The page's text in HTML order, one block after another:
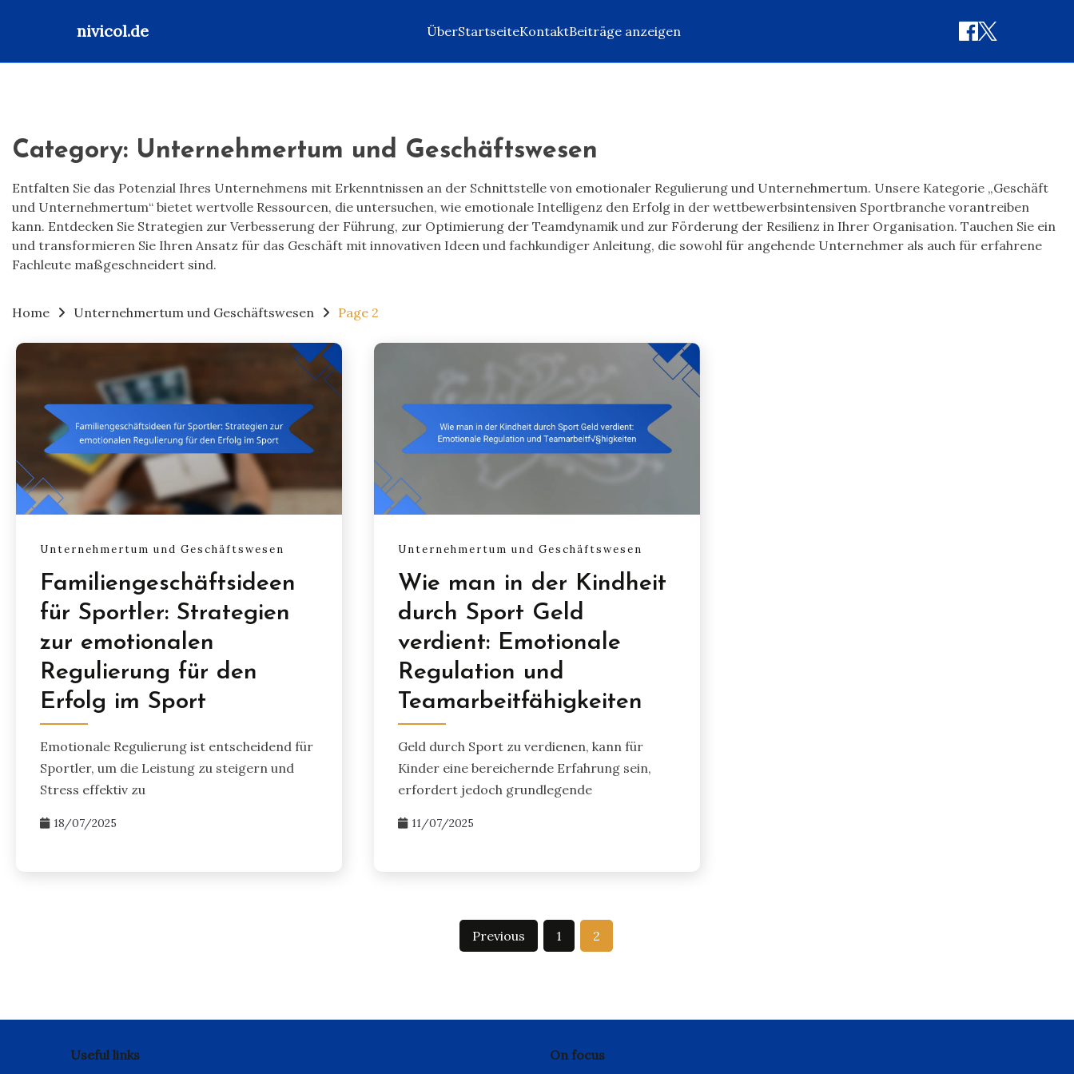
nivicol.de ÜberStartseiteKontaktBeiträge anzeigen
Category: Unternehmertum und Geschäftswesen
Entfalten Sie das Potenzial Ihres Unternehmens mit Erkenntnissen an der Schnittstelle von emotionaler Regulierung und Unternehmertum. Unsere Kategorie „Geschäft
und Unternehmertum“ bietet wertvolle Ressourcen, die untersuchen, wie emotionale Intelligenz den Erfolg in der wettbewerbsintensiven Sportbranche vorantreiben
kann. Entdecken Sie Strategien zur Verbesserung der Führung, zur Optimierung der Teamdynamik und zur Förderung der Resilienz in Ihrer Organisation. Tauchen Sie ein
und transformieren Sie Ihren Ansatz für das Geschäft mit innovativen Ideen und fachkundiger Anleitung, die sowohl für angehende Unternehmer als auch für erfahrene
Fachleute maßgeschneidert sind.
Home Unternehmertum und Geschäftswesen Page 2
Unternehmertum und Geschäftswesen
Familiengeschäftsideen
für Sportler: Strategien
zur emotionalen
Regulierung für den
Erfolg im Sport
Emotionale Regulierung ist entscheidend für
Sportler, um die Leistung zu steigern und
Stress effektiv zu
18/07/2025
Unternehmertum und Geschäftswesen
Wie man in der Kindheit
durch Sport Geld
verdient: Emotionale
Regulation und
Teamarbeitfähigkeiten
Geld durch Sport zu verdienen, kann für
Kinder eine bereichernde Erfahrung sein,
erfordert jedoch grundlegende
11/07/2025
Previous 1 2
Useful links
On focus